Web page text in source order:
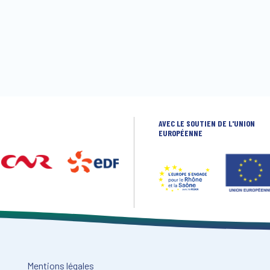
AVEC LE SOUTIEN DE L'UNION
EUROPÉENNE
Mentions légales